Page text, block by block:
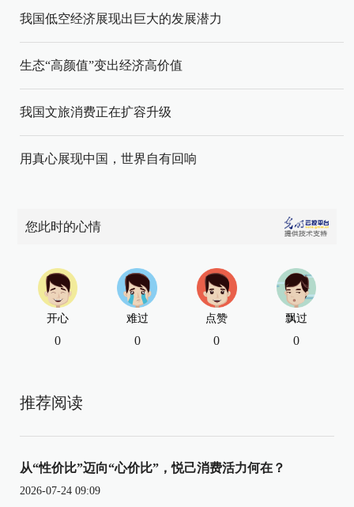
我国低空经济展现出巨大的发展潜力
生态“高颜值”变出经济高价值
我国文旅消费正在扩容升级
用真心展现中国，世界自有回响
您此时的心情
开心
0
难过
0
点赞
0
飘过
0
推荐阅读
从“性价比”迈向“心价比”，悦己消费活力何在？
2026-07-24 09:09